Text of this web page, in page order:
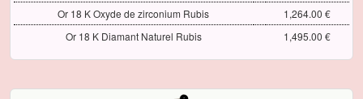
Or 18 K Oxyde de zirconium Rubis
1,264.00 €
Or 18 K Diamant Naturel Rubis
1,495.00 €